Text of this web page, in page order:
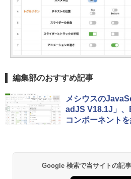
編集部のおすすめ記事
メシウスの
adJS V18.1J」、
コンポーネント
Google 検索で当サイトの記